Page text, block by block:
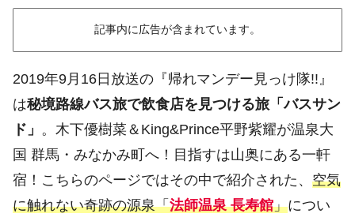
記事内に広告が含まれています。
2019年9月16日放送の『帰れマンデー見っけ隊!!』
は秘境路線バス旅で飲食店を見つける旅「バスサン
ド」 。木下優樹菜＆King&Prince平野紫耀が温泉大
国 群馬・みなかみ町へ！目指すは山奥にある一軒
宿！こちらのページではその中で紹介された、 空気
に触れない奇跡の源泉「法師温泉 長寿館」につい